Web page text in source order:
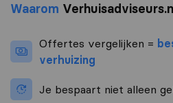
Waarom
Offertes vergelijken =
verhuizing
Je bespaart niet alleen